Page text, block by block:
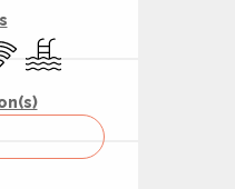
Piscine